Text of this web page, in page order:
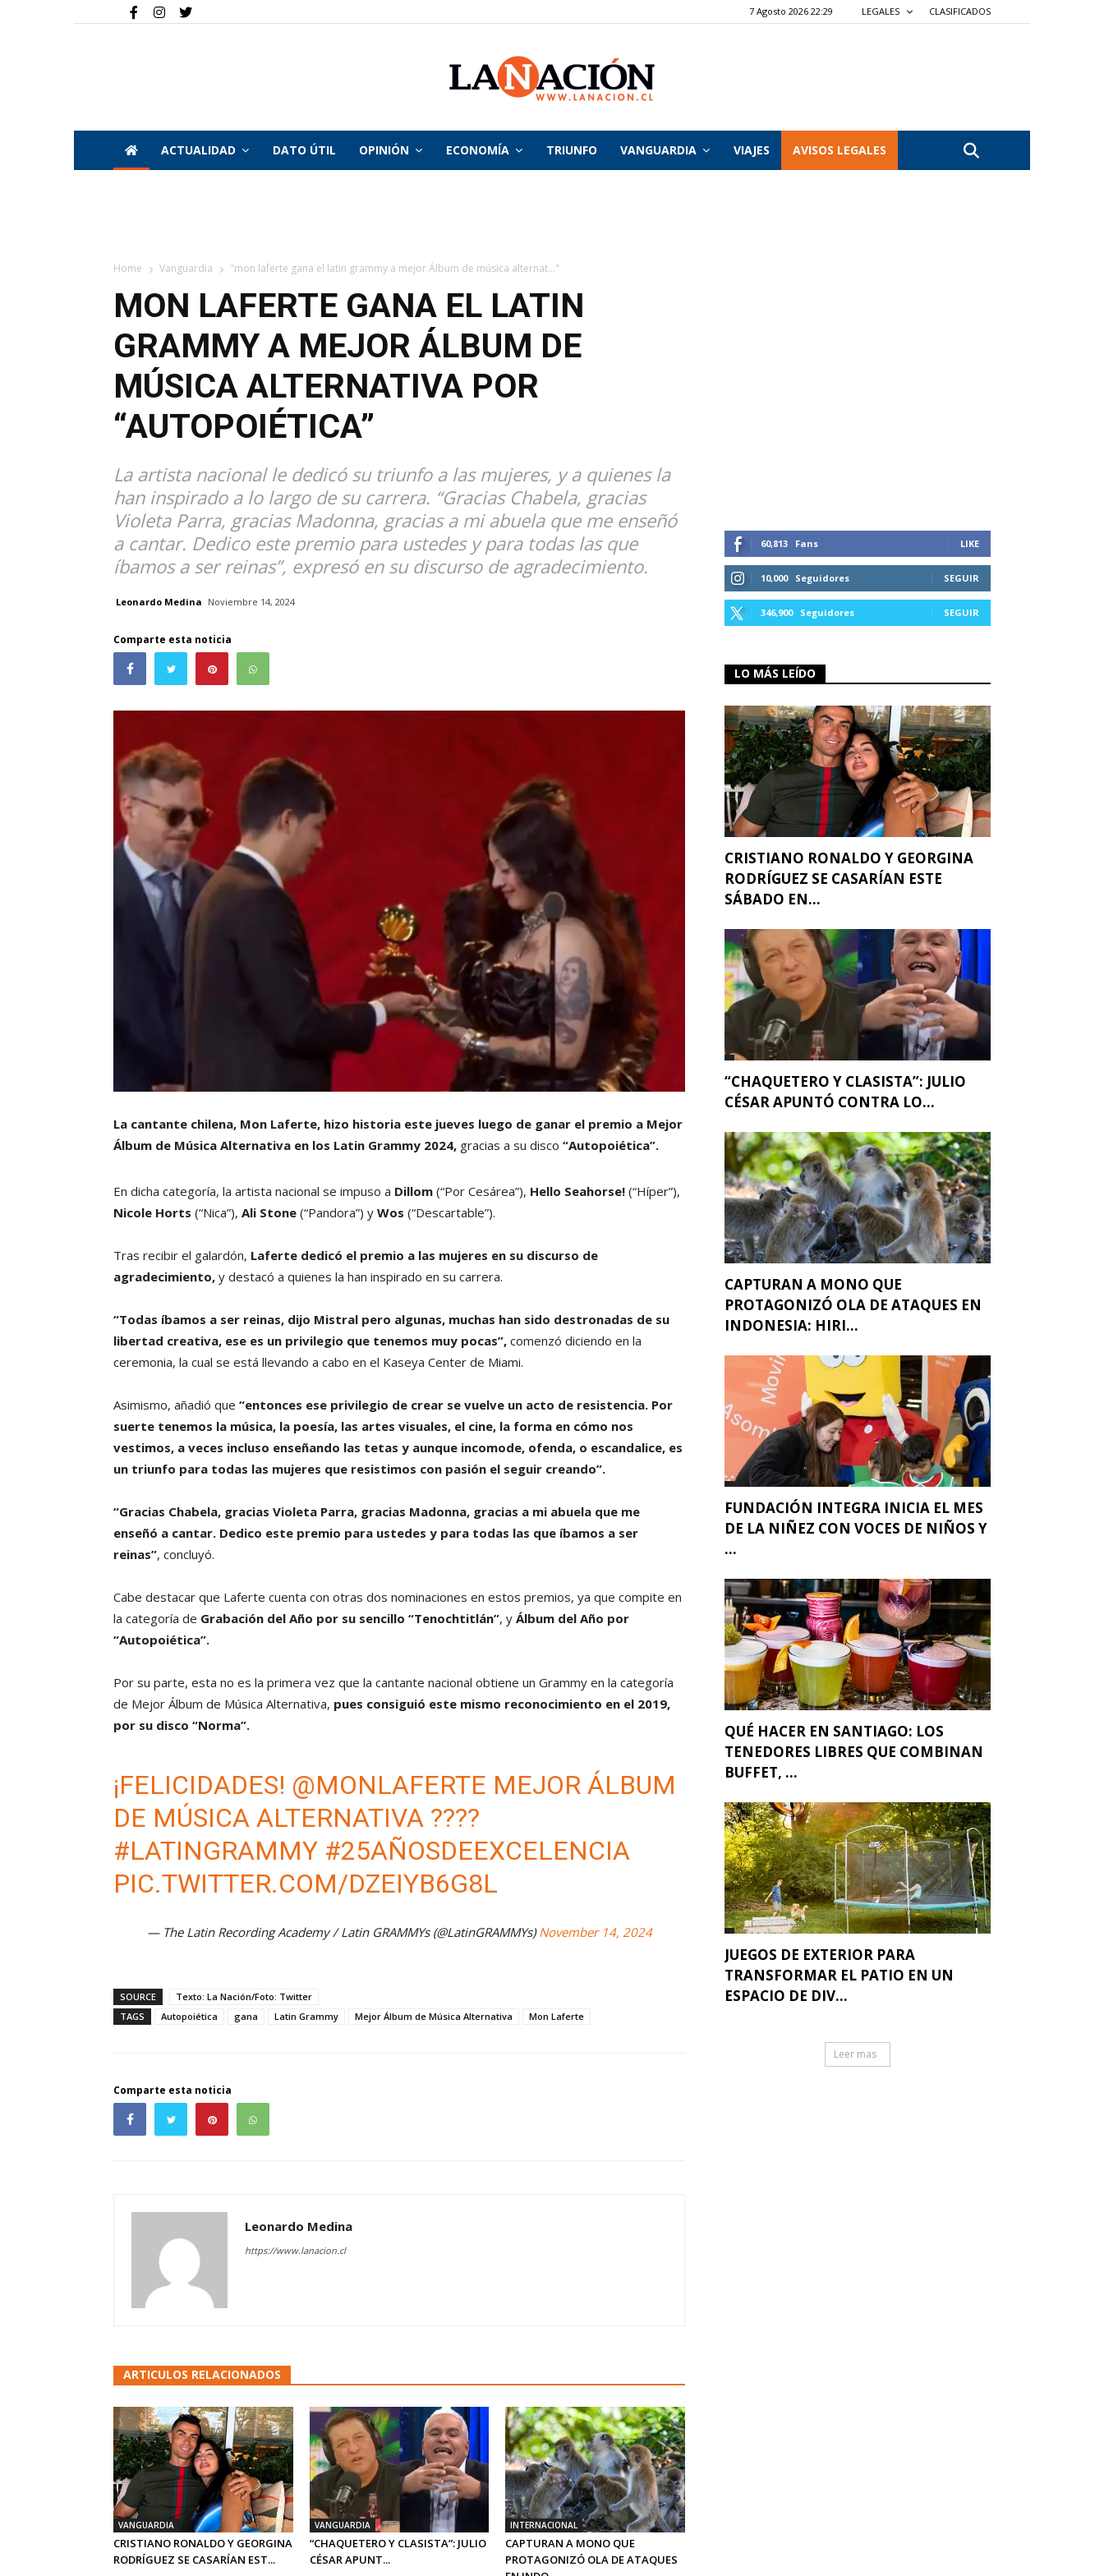
7 Agosto 2026 22:29 LEGALES CLASIFICADOS
La
ACTUALIDAD DATO ÚTIL OPINIÓN ECONOMÍA TRIUNFO VANGUARDIA VIAJES AVISOS LEGALES
Home Vanguardia "mon laferte gana el latin grammy a mejor Álbum de música alternat..."
MON LAFERTE GANA EL LATIN
GRAMMY A MEJOR ÁLBUM DE
MÚSICA ALTERNATIVA POR
“AUTOPOIÉTICA”
La artista nacional le dedicó su triunfo a las mujeres, y a quienes la
han inspirado a lo largo de su carrera. “Gracias Chabela, gracias
Violeta Parra, gracias Madonna, gracias a mi abuela que me enseñó
a cantar. Dedico este premio para ustedes y para todas las que
íbamos a ser reinas”, expresó en su discurso de agradecimiento.
Leonardo Medina Noviembre 14, 2024
Comparte esta noticia
La cantante chilena, Mon Laferte, hizo historia este jueves luego de ganar el premio a Mejor
Álbum de Música Alternativa en los Latin Grammy 2024, gracias a su disco “Autopoiética”.
En dicha categoría, la artista nacional se impuso a Dillom (“Por Cesárea”), Hello Seahorse! (“Híper”),
Nicole Horts (“Nica”), Ali Stone (“Pandora”) y Wos (“Descartable”).
Tras recibir el galardón, Laferte dedicó el premio a las mujeres en su discurso de
agradecimiento, y destacó a quienes la han inspirado en su carrera.
“Todas íbamos a ser reinas, dijo Mistral pero algunas, muchas han sido destronadas de su
libertad creativa, ese es un privilegio que tenemos muy pocas”, comenzó diciendo en la
ceremonia, la cual se está llevando a cabo en el Kaseya Center de Miami.
Asimismo, añadió que “entonces ese privilegio de crear se vuelve un acto de resistencia. Por
suerte tenemos la música, la poesía, las artes visuales, el cine, la forma en cómo nos
vestimos, a veces incluso enseñando las tetas y aunque incomode, ofenda, o escandalice, es
un triunfo para todas las mujeres que resistimos con pasión el seguir creando”.
“Gracias Chabela, gracias Violeta Parra, gracias Madonna, gracias a mi abuela que me
enseñó a cantar. Dedico este premio para ustedes y para todas las que íbamos a ser
reinas”, concluyó.
Cabe destacar que Laferte cuenta con otras dos nominaciones en estos premios, ya que compite en
la categoría de Grabación del Año por su sencillo “Tenochtitlán”, y Álbum del Año por
“Autopoiética”.
Por su parte, esta no es la primera vez que la cantante nacional obtiene un Grammy en la categoría
de Mejor Álbum de Música Alternativa, pues consiguió este mismo reconocimiento en el 2019,
por su disco “Norma”.
¡FELICIDADES! @MONLAFERTE MEJOR ÁLBUM
DE MÚSICA ALTERNATIVA ????
#LATINGRAMMY #25AÑOSDEEXCELENCIA
PIC.TWITTER.COM/DZEIYB6G8L
— The Latin Recording Academy / Latin GRAMMYs (@LatinGRAMMYs)November 14, 2024
SOURCE
Texto: La Nación/Foto: Twitter
TAGS
Autopoiética gana Latin Grammy Mejor Álbum de Música Alternativa Mon Laferte
Comparte esta noticia
Leonardo Medina
https://www.lanacion.cl
ARTICULOS RELACIONADOS
VANGUARDIA
CRISTIANO RONALDO Y GEORGINA
RODRÍGUEZ SE CASARÍAN EST...
VANGUARDIA
“CHAQUETERO Y CLASISTA”: JULIO
CÉSAR APUNT...
INTERNACIONAL
CAPTURAN A MONO QUE
PROTAGONIZÓ OLA DE ATAQUES
60,813 Fans LIKE
10,000 Seguidores SEGUIR
346,900 Seguidores SEGUIR
LO MÁS LEÍDO
CRISTIANO RONALDO Y GEORGINA
RODRÍGUEZ SE CASARÍAN ESTE
SÁBADO EN...
“CHAQUETERO Y CLASISTA”: JULIO
CÉSAR APUNTÓ CONTRA LO...
CAPTURAN A MONO QUE
PROTAGONIZÓ OLA DE ATAQUES EN
INDONESIA: HIRI...
FUNDACIÓN INTEGRA INICIA EL MES
DE LA NIÑEZ CON VOCES DE NIÑOS Y
...
QUÉ HACER EN SANTIAGO: LOS
TENEDORES LIBRES QUE COMBINAN
BUFFET, ...
JUEGOS DE EXTERIOR PARA
TRANSFORMAR EL PATIO EN UN
ESPACIO DE DIV...
Leer mas